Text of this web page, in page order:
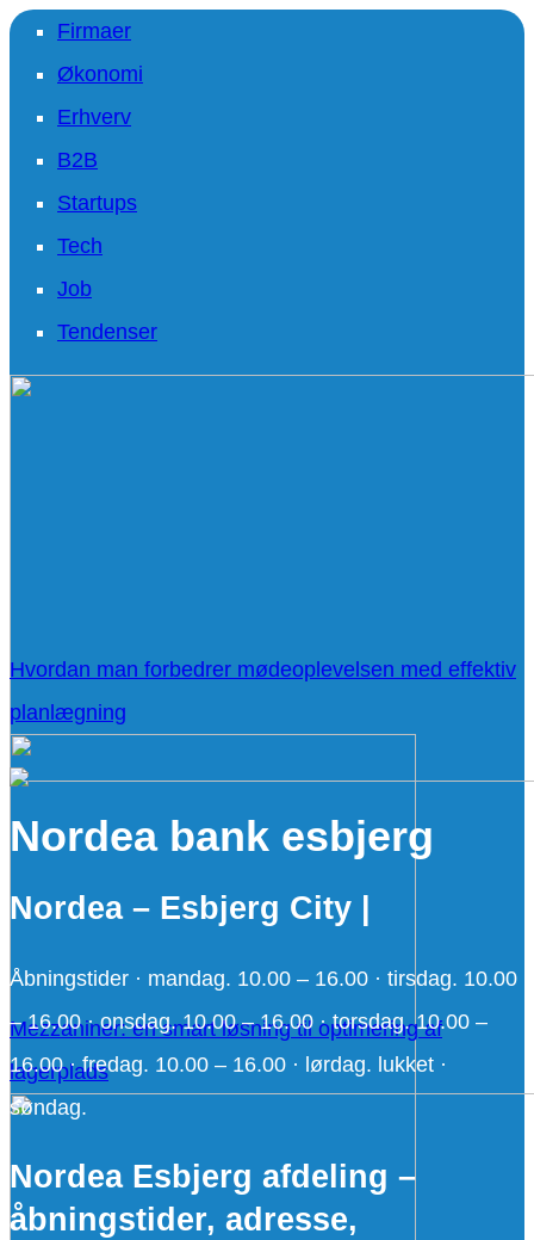
Firmaer
Økonomi
Erhverv
B2B
Startups
Tech
Job
Tendenser
Hvordan man forbedrer mødeoplevelsen med effektiv
planlægning
Mezzaniner: en smart løsning til optimering af
lagerplads
Nordea bank esbjerg
Nordea – Esbjerg City |
Åbningstider · mandag. 10.00 – 16.00 · tirsdag. 10.00
– 16.00 · onsdag. 10.00 – 16.00 · torsdag. 10.00 –
16.00 · fredag. 10.00 – 16.00 · lørdag. lukket ·
søndag.
Nordea Esbjerg afdeling –
åbningstider, adresse,